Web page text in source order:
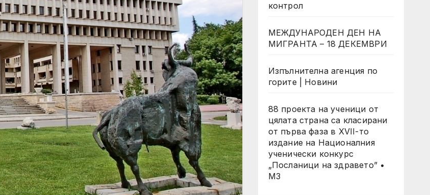
контрол
МЕЖДУНАРОДЕН ДЕН НА
МИГРАНТА – 18 ДЕКЕМВРИ
Изпълнителна агенция по
горите | Новини
88 проекта на ученици от
цялата страна са класирани
от първа фаза в XVII-то
издание на Националния
ученически конкурс
„Посланици на здравето” •
МЗ